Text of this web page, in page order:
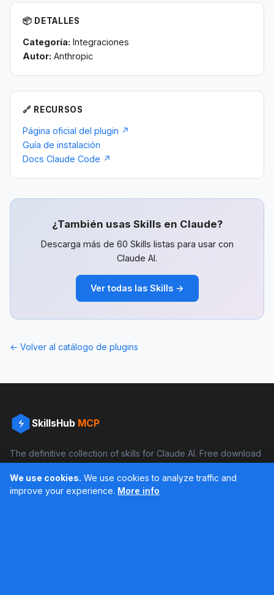
📦 DETALLES
Categoría: Integraciones
Autor: Anthropic
🔗 RECURSOS
Página oficial del plugin ↗
Guía de instalación
Docs Claude Code ↗
¿También usas Skills en Claude?
Descarga más de 60 Skills listas para usar con
Claude AI.
Ver todas las Skills →
← Volver al catálogo de plugins
SkillsHub MCP
The definitive collection of skills for Claude AI. Free download
Facebook Instagram
We use cookies. We use cookies to analyze traffic and
improve your experience. More info